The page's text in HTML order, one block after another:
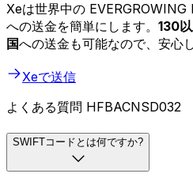
Xeは世界中の
への送金を簡単にします。 130
国への送金も可能なので、安心
Xeで送信
よくある質問 HFBACNSD032
SWIFTコードとは何ですか?